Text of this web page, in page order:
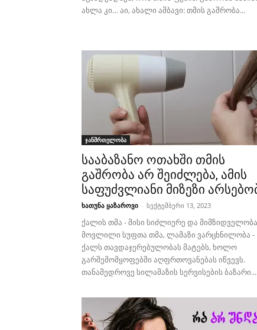
ახლა კი… აი, ახალი ამბავი: თმის გაშრობა...
ჯანმრთელობა
სააბაზანო ოთახში თმის
გაშრობა არ შეიძლება, ამის
საფუძვლიანი მიზეზი
ხათუნა ყაზაროვი - სექტემბერი 13, 2023
ქალის თმა - მისი სიძლიერე და
მოვლილი სუფთა თმა, ლამაზი ვარცხნილობა -
ქალს თავდაჯერებულობას მატებს, ხოლო
გარშემომყოფებში აღფრთოვანებას იწვევს.
თანამედროვე სილამაზის სერვისების ბაზარი...